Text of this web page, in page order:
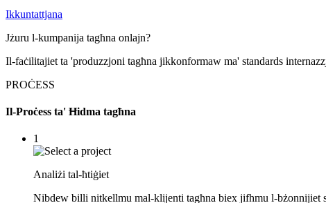
Ikkuntattjana
Jżuru l-kumpanija tagħna onlajn?
Il-faċilitajiet ta 'produzzjoni tagħna jikkonformaw ma' standards
PROĊESS
Il-Proċess ta' Ħidma tagħna
1
Analiżi tal-ħtiġiet
Nibdew billi nitkellmu mal-klijenti tagħna biex jifhmu l-bżonnijiet